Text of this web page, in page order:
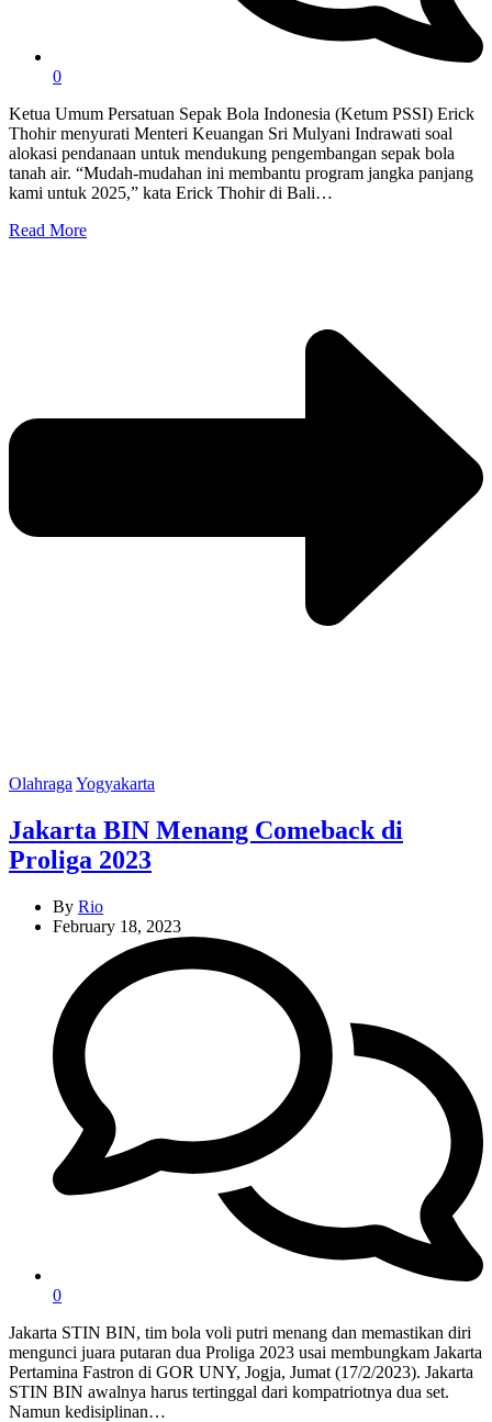
0
Ketua Umum Persatuan Sepak Bola Indonesia (Ketum PSSI) Erick
Thohir menyurati Menteri Keuangan Sri Mulyani Indrawati soal
alokasi pendanaan untuk mendukung pengembangan sepak bola
tanah air. “Mudah-mudahan ini membantu program jangka panjang
kami untuk 2025,” kata Erick Thohir di Bali…
Read More
Categories
Olahraga Yogyakarta
Jakarta BIN Menang Comeback di
Proliga 2023
By Rio
February 18, 2023
0
Jakarta STIN BIN, tim bola voli putri menang dan memastikan diri
mengunci juara putaran dua Proliga 2023 usai membungkam Jakarta
Pertamina Fastron di GOR UNY, Jogja, Jumat (17/2/2023). Jakarta
STIN BIN awalnya harus tertinggal dari kompatriotnya dua set.
Namun kedisiplinan…